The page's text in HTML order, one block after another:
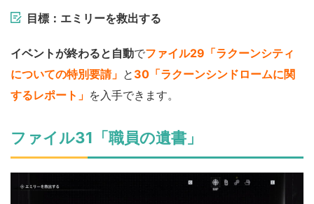
目標：エミリーを救出する
イベントが終わると自動でファイル29「ラクーンシティ
についての特別要請」 と 30「ラクーンシンドロームに関
するレポート」 を入手できます。
ファイル31「職員の遺書」